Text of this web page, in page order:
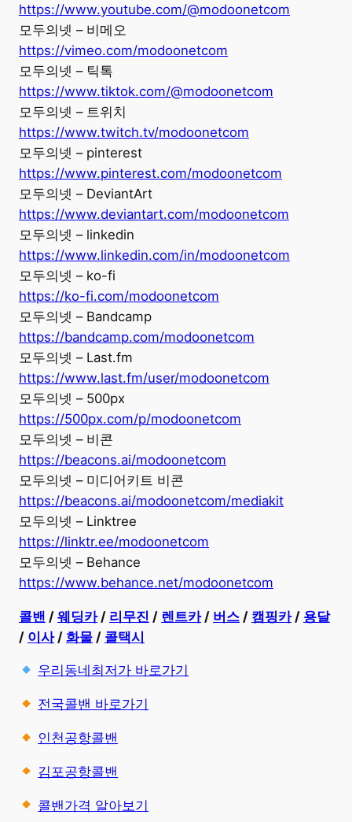
https://www.youtube.com/@modoonetcom
모두의넷 – 비메오
https://vimeo.com/modoonetcom
모두의넷 – 틱톡
https://www.tiktok.com/@modoonetcom
모두의넷 – 트위치
https://www.twitch.tv/modoonetcom
모두의넷 – pinterest
https://www.pinterest.com/modoonetcom
모두의넷 – DeviantArt
https://www.deviantart.com/modoonetcom
모두의넷 – linkedin
https://www.linkedin.com/in/modoonetcom
모두의넷 – ko-fi
https://ko-fi.com/modoonetcom
모두의넷 – Bandcamp
https://bandcamp.com/modoonetcom
모두의넷 – Last.fm
https://www.last.fm/user/modoonetcom
모두의넷 – 500px
https://500px.com/p/modoonetcom
모두의넷 – 비콘
https://beacons.ai/modoonetcom
모두의넷 – 미디어키트 비콘
https://beacons.ai/modoonetcom/mediakit
모두의넷 – Linktree
https://linktr.ee/modoonetcom
모두의넷 – Behance
https://www.behance.net/modoonetcom
콜밴 / 웨딩카/ 리무진 / 렌트카/ 버스 / 캠핑카/ 용달
/ 이사/ 화물 / 콜택시
우리동네최저가 바로가기
전국콜밴 바로가기
인천공항콜밴
김포공항콜밴
콜밴가격 알아보기